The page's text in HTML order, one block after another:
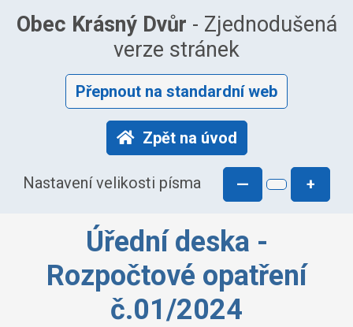
Obec Krásný Dvůr - Zjednodušená
verze stránek
Přepnout na standardní web
Zpět na úvod
Nastavení velikosti písma — +
Úřední deska -
Rozpočtové opatření
č.01/2024